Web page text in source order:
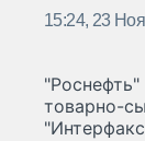
15:24, 23
товарно-